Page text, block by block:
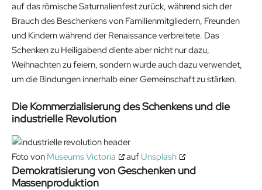
auf das römische Saturnalienfest zurück, während sich der
Brauch des Beschenkens von Familienmitgliedern, Freunden
und Kindern während der Renaissance verbreitete. Das
Schenken zu Heiligabend diente aber nicht nur dazu,
Weihnachten zu feiern, sondern wurde auch dazu verwendet,
um die Bindungen innerhalb einer Gemeinschaft zu stärken.
Die Kommerzialisierung des Schenkens und die
industrielle Revolution
Foto von Museums Victoria auf Unsplash
Demokratisierung von Geschenken und
Massenproduktion